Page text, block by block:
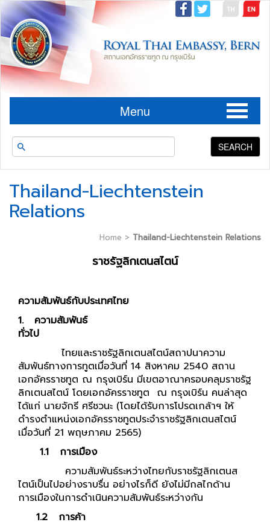
Menu
SEARCH
Thailand-Liechtenstein
Relations
Home > Thailand-Liechtenstein Relations
ราชรัฐลิกเตนสไตน์
ความสัมพันธ์กับประเทศไทย
1. ความสัมพันธ์
ทั่วไป
ไทยและราชรัฐลิกเตนสไตน์สถาปนาความ
สัมพันธ์ทางการทูตเมื่อวันที่ 14 สิงหาคม 2540 สถาน
เอกอัครราชทูต ณ กรุงเบิร์น มีเขตอาณาครอบคลุมราชรัฐ
ลิกเตนสไตน์ โดยเอกอัครราชทูต ณ กรุงเบิร์น คนล่าสุด
ได้แก่ นายจักรี ศรีชวนะ (โดยได้รับการโปรดเกล้าฯ ให้
ดำรงตำแหน่งเอกอัครราชทูตประจำราชรัฐลิกเตนสไตน์
เมื่อวันที่ 21 พฤษภาคม 2565)
1.1 การเมือง
ความสัมพันธ์ระหว่างไทยกับราชรัฐลิกเตนส
ไตน์เป็นไปอย่างราบรื่น อย่างไรก็ดี ยังไม่มีกลไกด้าน
การเมืองในการดำเนินความสัมพันธ์ระหว่างกัน
1.2 การค้า